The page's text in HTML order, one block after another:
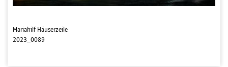
Mariahilf Häuserzeile
2023_0089